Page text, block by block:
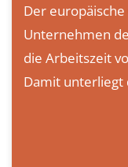
Der
Unternehmen
die Arbeitszeit
Damit unterliegt